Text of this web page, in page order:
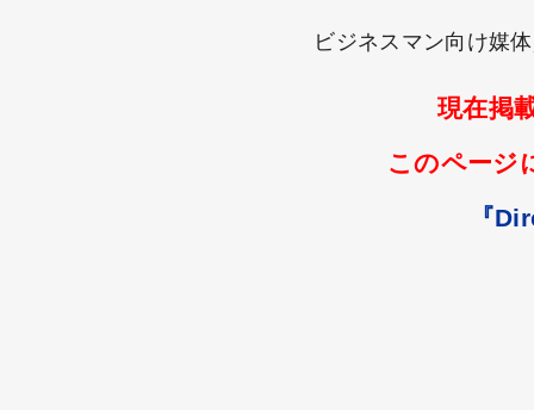
ビジネスマン向け媒
現在掲
このページ
『